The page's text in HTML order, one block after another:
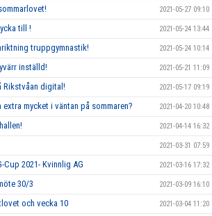
2021-05-27 09:10
till ! 2021-05-24 13:44
truppgymnastik! 2021-05-24 10:14
inställd! 2021-05-21 11:09
Rikstvåan digital! 2021-05-17 09:19
mycket i väntan på sommaren? 2021-04-20 10:48
2021-04-14 16:32
2021-03-31 07:59
2021- Kvinnlig AG 2021-03-16 17:32
30/3 2021-03-09 16:10
och vecka 10 2021-03-04 11:20